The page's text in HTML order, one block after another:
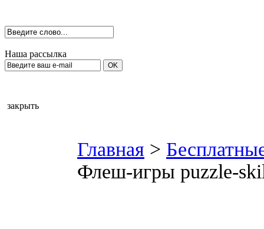
Наша рассылка
закрыть
Главная >
Флеш-игры puzzle-